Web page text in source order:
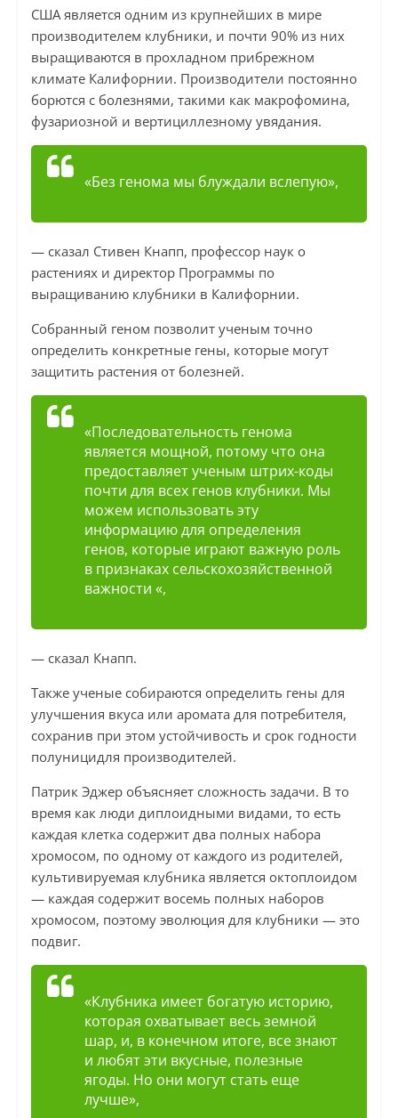
США является одним из крупнейших в мире
производителем клубники, и почти 90% из них
выращиваются в прохладном прибрежном
климате Калифорнии. Производители постоянно
борются с болезнями, такими как макрофомина,
фузариозной и вертициллезному увядания.
«Без генома мы блуждали вслепую»,
— сказал Стивен Кнапп, профессор наук о
растениях и директор Программы по
выращиванию клубники в Калифорнии.
Собранный геном позволит ученым точно
определить конкретные гены, которые могут
защитить растения от болезней.
«Последовательность генома
является мощной, потому что она
предоставляет ученым штрих-коды
почти для всех генов клубники. Мы
можем использовать эту
информацию для определения
генов, которые играют важную роль
в признаках сельскохозяйственной
важности «,
— сказал Кнапп.
Также ученые собираются определить гены для
улучшения вкуса или аромата для потребителя,
сохранив при этом устойчивость и срок годности
полуницидля производителей.
Патрик Эджер объясняет сложность задачи. В то
время как люди диплоидными видами, то есть
каждая клетка содержит два полных набора
хромосом, по одному от каждого из родителей,
культивируемая клубника является октоплоидом
— каждая содержит восемь полных наборов
хромосом, поэтому эволюция для клубники — это
подвиг.
«Клубника имеет богатую историю,
которая охватывает весь земной
шар, и, в конечном итоге, все знают
и любят эти вкусные, полезные
ягоды. Но они могут стать еще
лучше»,